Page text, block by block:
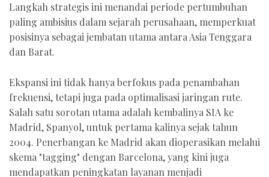
Langkah strategis ini menandai periode pertumbuhan
paling ambisius dalam sejarah perusahaan, memperkuat
posisinya sebagai jembatan utama antara Asia Tenggara
dan Barat.
Ekspansi ini tidak hanya berfokus pada penambahan
frekuensi, tetapi juga pada optimalisasi jaringan rute.
Salah satu sorotan utama adalah kembalinya SIA ke
Madrid, Spanyol, untuk pertama kalinya sejak tahun
2004. Penerbangan ke Madrid akan dioperasikan melalui
skema "tagging" dengan Barcelona, yang kini juga
mendapatkan peningkatan layanan menjadi